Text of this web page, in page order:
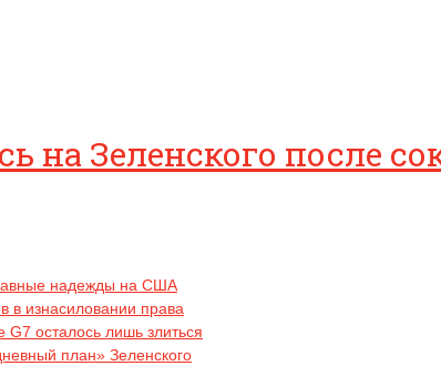
на Зеленского после
надежды на США
в изнасиловании права
G7 осталось лишь злиться
план» Зеленского